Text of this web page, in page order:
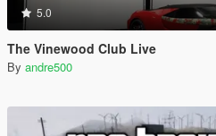
5.0
The Vinewood Club Live
By andre500